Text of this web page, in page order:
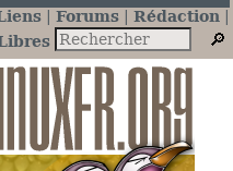
Forums
Rédaction